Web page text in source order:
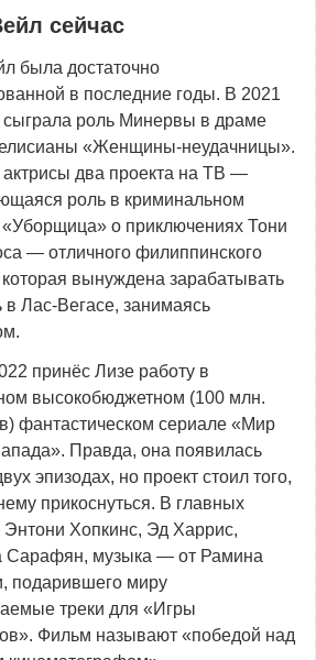
сейчас
была достаточно
в последние годы. В 2021
сыграла роль Минервы в драме
«Женщины-неудачницы».
актрисы два проекта на ТВ —
роль в криминальном
о приключениях Тони
— отличного филиппинского
которая вынуждена зарабатывать
в Лас-Вегасе, занимаясь
принёс Лизе работу в
высокобюджетном (100 млн.
фантастическом сериале «Мир
Правда, она появилась
эпизодах, но проект стоил того,
прикоснуться. В главных
Хопкинс, Эд Харрис,
Сарафян, музыка — от Рамина
подарившего миру
треки для «Игры
Фильм называют «победой над